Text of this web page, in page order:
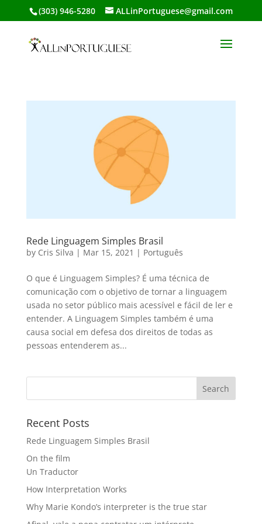
(303) 946-5280 ALLinPortuguese@gmail.com
Rede Linguagem Simples Brasil
by Cris Silva | Mar 15, 2021 | Português
O que é Linguagem Simples? É uma técnica de
comunicação com o objetivo de tornar a linguagem
usada no setor público mais acessível e fácil de ler e
entender. A Linguagem Simples também é uma
causa social em defesa dos direitos de todas as
pessoas entenderem as...
Recent Posts
Rede Linguagem Simples Brasil
On the film
Un Traductor
How Interpretation Works
Why Marie Kondo’s interpreter is the true star